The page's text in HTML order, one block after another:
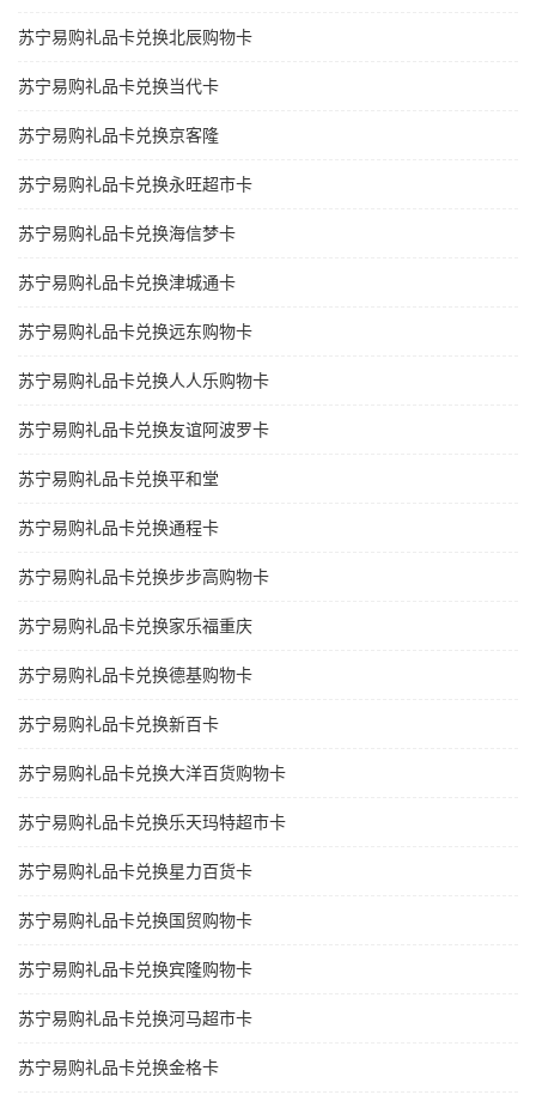
苏宁易购礼品卡兑换北辰购物卡
苏宁易购礼品卡兑换当代卡
苏宁易购礼品卡兑换京客隆
苏宁易购礼品卡兑换永旺超市卡
苏宁易购礼品卡兑换海信梦卡
苏宁易购礼品卡兑换津城通卡
苏宁易购礼品卡兑换远东购物卡
苏宁易购礼品卡兑换人人乐购物卡
苏宁易购礼品卡兑换友谊阿波罗卡
苏宁易购礼品卡兑换平和堂
苏宁易购礼品卡兑换通程卡
苏宁易购礼品卡兑换步步高购物卡
苏宁易购礼品卡兑换家乐福重庆
苏宁易购礼品卡兑换德基购物卡
苏宁易购礼品卡兑换新百卡
苏宁易购礼品卡兑换大洋百货购物卡
苏宁易购礼品卡兑换乐天玛特超市卡
苏宁易购礼品卡兑换星力百货卡
苏宁易购礼品卡兑换国贸购物卡
苏宁易购礼品卡兑换宾隆购物卡
苏宁易购礼品卡兑换河马超市卡
苏宁易购礼品卡兑换金格卡